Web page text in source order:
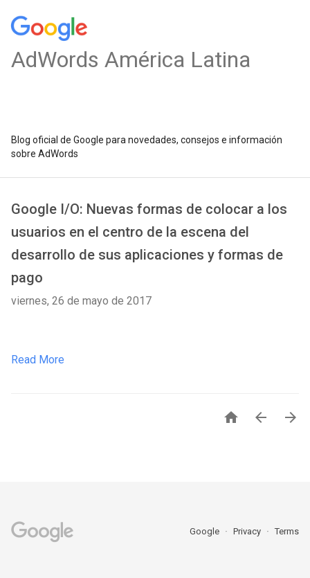
AdWords América Latina
Blog oficial de Google para novedades, consejos e información
sobre AdWords
Google I/O: Nuevas formas de colocar a los
usuarios en el centro de la escena del
desarrollo de sus aplicaciones y formas de
pago
viernes, 26 de mayo de 2017
Read More
  
Google Privacy Terms